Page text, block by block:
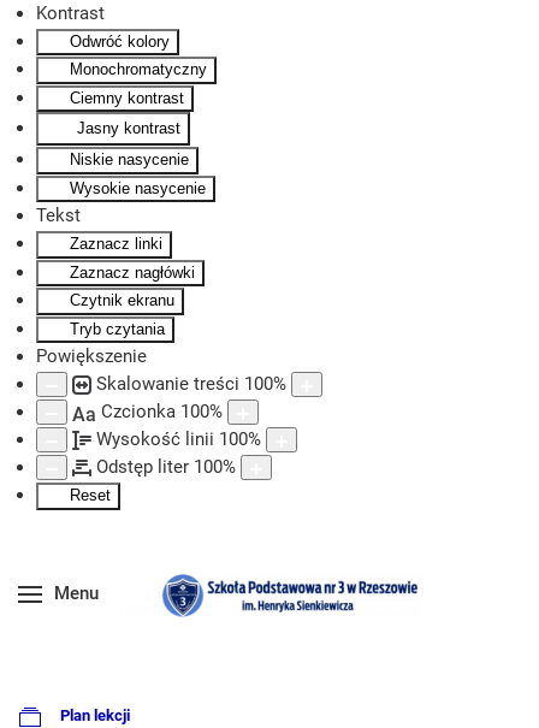
Kontrast
Odwróć kolory
Monochromatyczny
Ciemny kontrast
Jasny kontrast
Niskie nasycenie
Wysokie nasycenie
Tekst
Zaznacz linki
Zaznacz nagłówki
Czytnik ekranu
Tryb czytania
Powiększenie
Skalowanie treści 100%
Aa Czcionka 100%
Wysokość linii 100%
Odstęp liter 100%
Reset
Skip to main content
Menu
Plan lekcji